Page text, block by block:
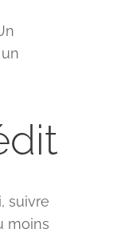
suivre
moins